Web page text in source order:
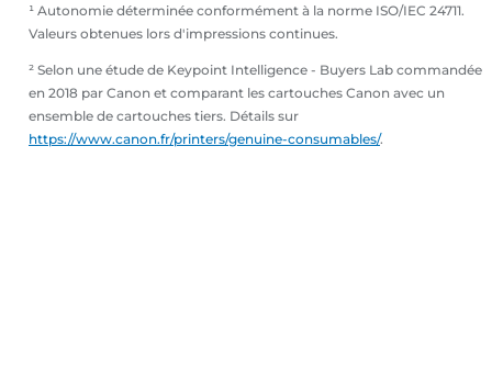
¹ Autonomie déterminée conformément à la norme ISO/IEC 24711.
Valeurs obtenues lors d'impressions continues.
² Selon une étude de Keypoint Intelligence - Buyers Lab commandée
en 2018 par Canon et comparant les cartouches Canon avec un
ensemble de cartouches tiers. Détails sur
https://www.canon.fr/printers/genuine-consumables/.